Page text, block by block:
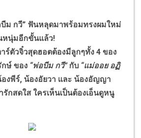
บีม กวี” ฟันหลุดมาพร้อมทรงผมใหม่
หนุ่มอีกขั้นแล้ว!
วจิ๋วสุดฮอตต้องมีลูกๆทั้ง 4 ของ
ษ์ ของ “พ่อบีม กวี”กับ “แม่ออย อฏิ
องพีร์, น้องอัยวา และ น้องอัญญา
กสดใส ใครเห็นเป็นต้องเอ็นดูหนู